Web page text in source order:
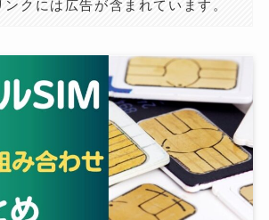
ンクには広告が含まれています。